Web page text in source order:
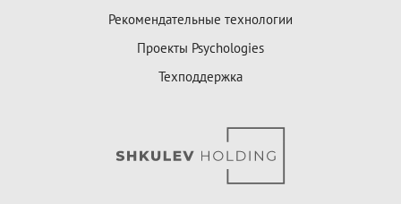
Рекомендательные технологии
Проекты Psychologies
Техподдержка